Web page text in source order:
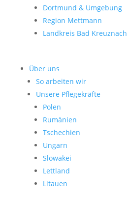
Dortmund & Umgebung
Region Mettmann
Landkreis Bad Kreuznach
Über uns
So arbeiten wir
Unsere Pflegekräfte
Polen
Rumänien
Tschechien
Ungarn
Slowakei
Lettland
Litauen